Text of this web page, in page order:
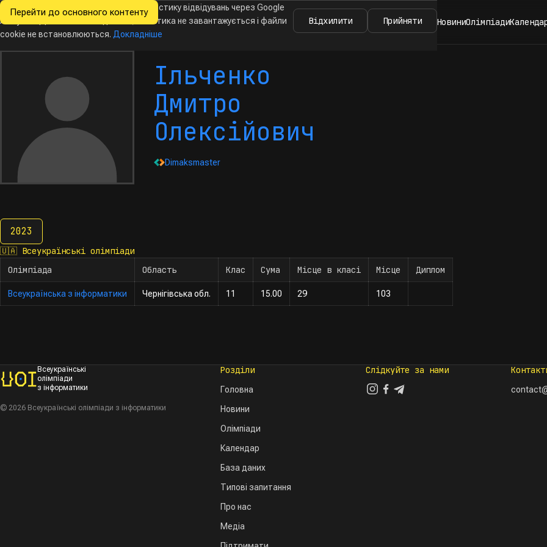
Перейти до основного контенту
Всеукраїнські
з інформатики
НовиниОлімпіади
Ільченко
Дмитро
Олексійович
Dimaksmaster
2023
2023
🇺🇦 Всеукраїнські олімпіади
Олімпіада
Область Клас Сума Місце в класі Місце Диплом
Всеукраїнська з інформатики Чернігівська обл. 11 15.00 29 103
Всеукраїнські
олімпіади
з інформатики
© 2026 Всеукраїнські олімпіади з інформатики
Розділи
Головна
Новини
Олімпіади
Календар
База даних
Типові запитання
Про нас
Медіа
Слідкуйте за нами
Ми хочемо збирати знеособлену статистику відвідувань через Google
Analytics. Доки ви не погодитесь, аналітика не завантажується і файли
cookie не встановлюються. Докладніше
Відхилити Прийняти